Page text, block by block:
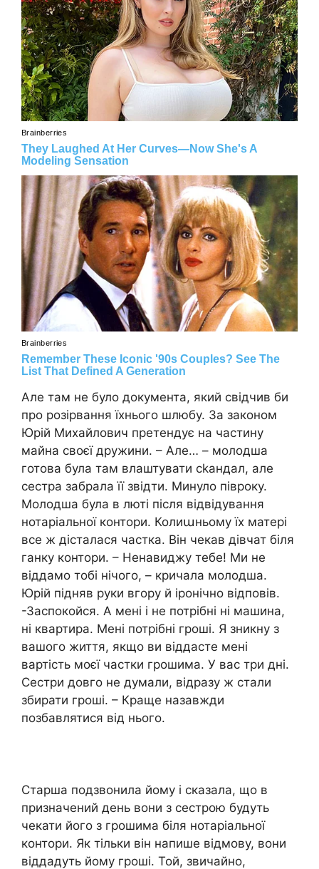
Але там не було документа, який свідчив би
про розірвання їхнього шлюбу. За законом
Юрій Михайлович претендує на частину
майна своєї дружини. – Але… – молодша
готова була там влаштувати сkандал, але
сестра забрала її звідти. Минуло півроку.
Молодша була в люті після відвідування
нотаріальної контори. Колиաньому їх матері
все ж дісталася частка. Він чекав дівчат біля
ганку контори. – Ненавиджу тебе! Ми не
віддамо тобі нічого, – кричала молодша.
Юрій підняв руки вгору й іронічно відповів.
-Заспокойся. А мені і не потрібні ні машина,
ні квартира. Мені потрібні гроші. Я зникну з
вашого життя, якщо ви віддасте мені
вартість моєї частки грошима. У вас три дні.
Сестри довго не думали, відразу ж стали
збирати гроші. – Краще назавжди
позбавлятися від нього.
Старша подзвонила йому і сказала, що в
призначений день вони з сестрою будуть
чекати його з грошима біля нотаріальної
контори. Як тільки він напише відмову, вони
віддадуть йому гроші. Той, звичайно,